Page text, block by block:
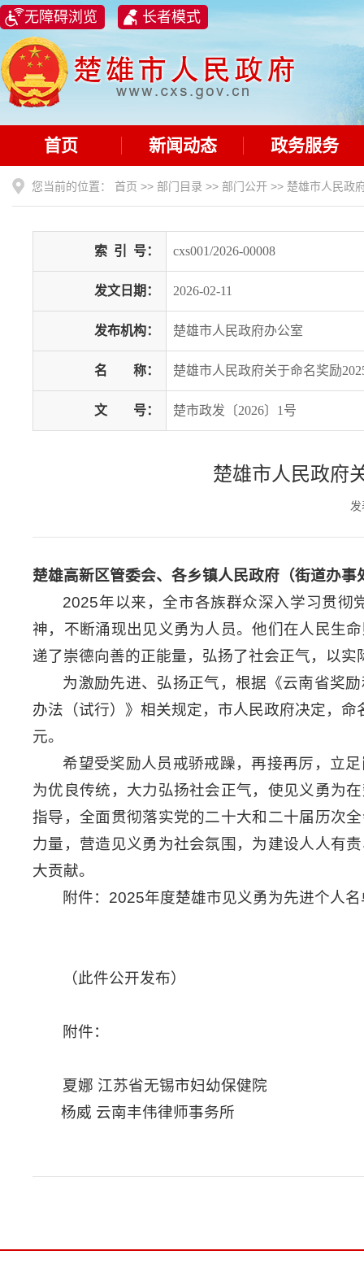
无障碍浏览 长者模式
首页 新闻动态 政务服务
您当前的位置： 首页 >> 部门目录 >> 部门公开 >> 楚雄市人民政
索 引 号： cxs001/2026-00008
发文日期： 2026-02-11
发布机构： 楚雄市人民政府办公室
名 称： 楚雄市人民政府关于命名奖励
文 号： 楚市政发〔2026〕1号
楚雄市人民政府
楚雄高新区管委会、各乡镇人民政府（街道办事
2025年以来，全市各族群众深入学习贯彻
神，不断涌现出见义勇为人员。他们在人民生
递了崇德向善的正能量，弘扬了社会正气，以
为激励先进、弘扬正气，根据《云南省奖
办法（试行）》相关规定，市人民政府决定，
元。
希望受奖励人员戒骄戒躁，再接再厉，立
为优良传统，大力弘扬社会正气，使见义勇为
指导，全面贯彻落实党的二十大和二十届历次
力量，营造见义勇为社会氛围，为建设人人有
大贡献。
附件：2025年度楚雄市见义勇为先进个人
（此件公开发布）
附件：
夏娜 江苏省无锡市妇幼保健院
杨威 云南丰伟律师事务所